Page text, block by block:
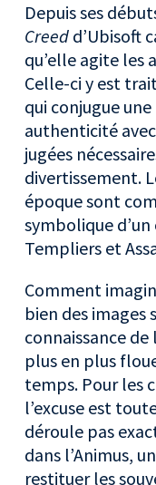
Depuis ses
Creed d’Ubisoft
qu’elle agite les
Celle-ci y est
qui conjugue
authenticité
jugées
divertissement.
époque sont
symbolique
Templiers et
Comment
bien des images
connaissance
plus en plus
temps. Pour les
l’excuse est
déroule pas
dans l’Animus,
restituer les